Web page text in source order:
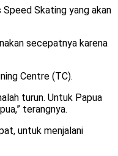
Skating yang akan
secepatnya karena
Centre (TC).
turun. Untuk Papua
terangnya.
untuk menjalani